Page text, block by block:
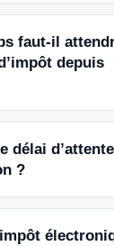
faut-il
depuis
délai
?